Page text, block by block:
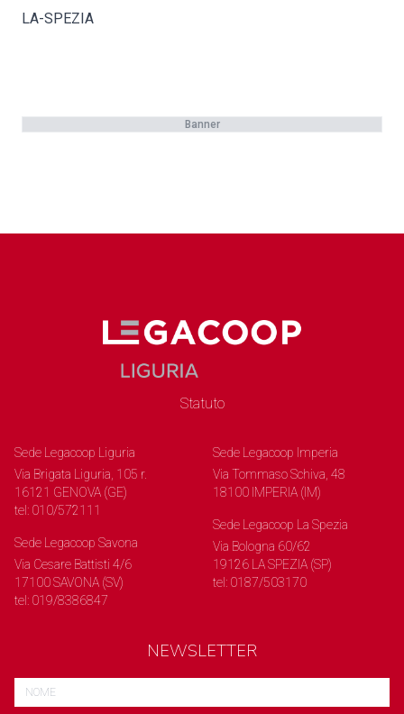
LA-SPEZIA
Banner
Statuto
Sede Legacoop Liguria
Via Brigata Liguria, 105 r.
16121 GENOVA (GE)
tel: 010/572111
Sede Legacoop Savona
Via Cesare Battisti 4/6
17100 SAVONA (SV)
tel: 019/8386847
Sede Legacoop Imperia
Via Tommaso Schiva, 48
18100 IMPERIA (IM)
Sede Legacoop La Spezia
Via Bologna 60/62
19126 LA SPEZIA (SP)
tel: 0187/503170
NEWSLETTER